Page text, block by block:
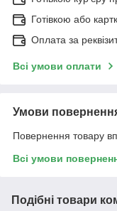
Готівкою або
Оплата за
Всі умови оплати
Умови
Повернення товару
Всі умови
Подібні товари